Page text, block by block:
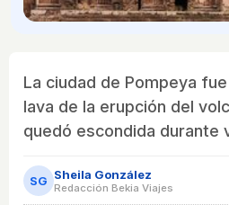
La ciudad de Pompeya
lava de la erupción del
quedó escondida durante
SG Sheila González
Redacción Bekia Viajes